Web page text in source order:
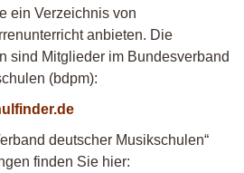
ein Verzeichnis von
anbieten. Die
sind Mitglieder im Bundesverband
(bdpm):
deutscher Musikschulen“
finden Sie hier: